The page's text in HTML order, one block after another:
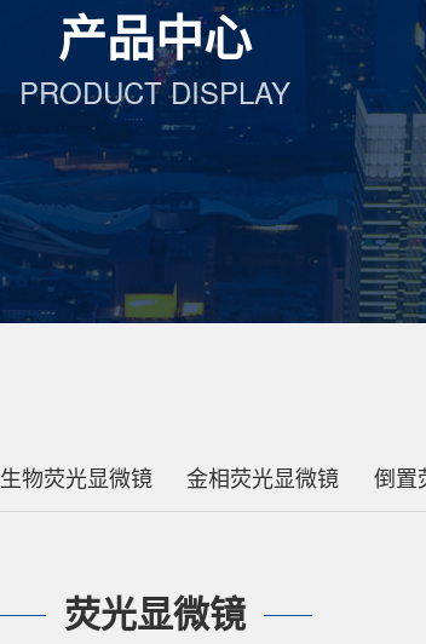
产品中心
PRODUCT DISPLAY
生物荧光显微镜 金相荧光显微镜 倒置
荧光显微镜